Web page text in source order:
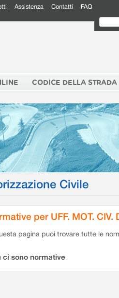
Assistenza Contatti FAQ
CODICE DELLA STRADA
Civile
per UFF. MOT. CIV.
pagina puoi trovare tutte le
ci sono normative